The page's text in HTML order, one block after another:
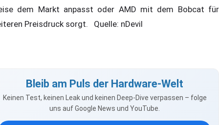
dem Markt anpasst oder AMD mit dem Bobcat für
Preisdruck sorgt. Quelle: nDevil
Bleib am Puls der Hardware-Welt
Keinen Test, keinen Leak und keinen Deep-Dive verpassen – folge
uns auf Google News und YouTube.